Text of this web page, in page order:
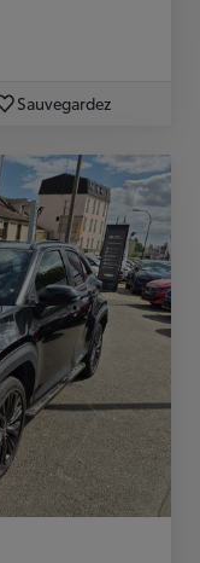
Sauvegardez